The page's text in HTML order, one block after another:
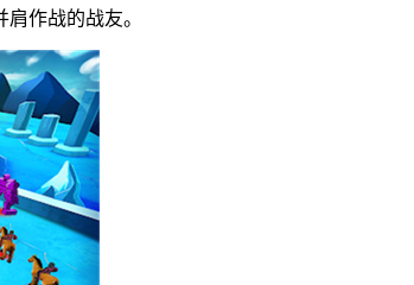
作战的战友。